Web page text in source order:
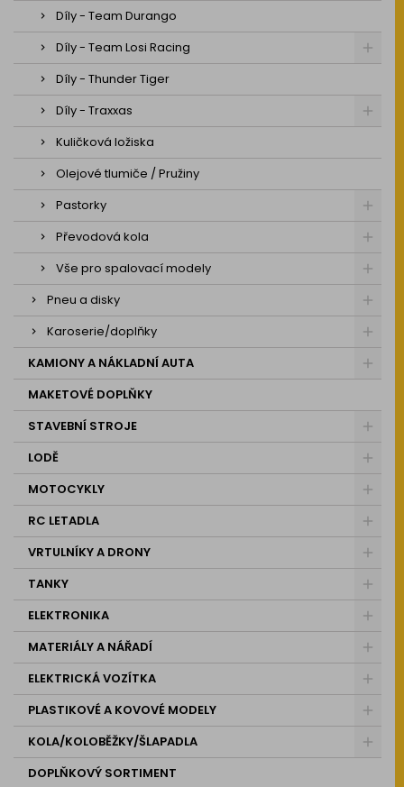
Díly - Team Durango
Díly - Team Losi Racing
Díly - Thunder Tiger
Díly - Traxxas
Kuličková ložiska
Olejové tlumiče / Pružiny
Pastorky
Převodová kola
Vše pro spalovací modely
Pneu a disky
Karoserie/doplňky
KAMIONY A NÁKLADNÍ AUTA
MAKETOVÉ DOPLŇKY
STAVEBNÍ STROJE
LODĚ
MOTOCYKLY
RC LETADLA
VRTULNÍKY A DRONY
TANKY
ELEKTRONIKA
MATERIÁLY A NÁŘADÍ
ELEKTRICKÁ VOZÍTKA
PLASTIKOVÉ A KOVOVÉ MODELY
KOLA/KOLOBĚŽKY/ŠLAPADLA
DOPLŇKOVÝ SORTIMENT